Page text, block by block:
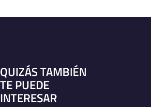
QUIZÁS TAMBIÉN
TE PUEDE
INTERESAR